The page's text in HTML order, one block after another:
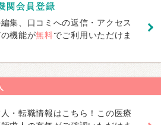
集、口コミへの返信・アクセス
機能が無料でご利用いただけま
・転職情報はこちら！この医療